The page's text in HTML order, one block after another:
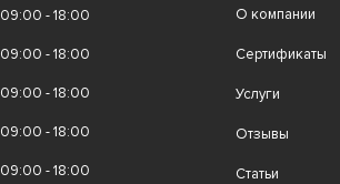
09:00 - 18:00
09:00 - 18:00
09:00 - 18:00
09:00 - 18:00
09:00 - 18:00
О компании
Сертификаты
Услуги
Отзывы
Статьи